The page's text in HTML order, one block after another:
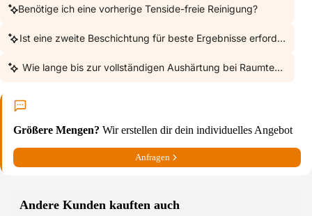
Benötige ich eine vorherige Tenside-freie Reinigung?
Ist eine zweite Beschichtung für beste Ergebnisse erforderlich?
Wie lange bis zur vollständigen Aushärtung bei
Größere Mengen? Wir erstellen dir dein individuelles Angebot
Anfragen
Andere Kunden kauften auch